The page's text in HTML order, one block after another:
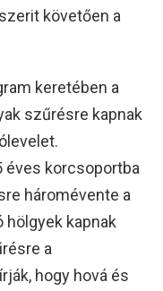
követően a
keretében a
szűrésre kapnak
éves korcsoportba
háromévente a
kapnak
a
hogy hová és